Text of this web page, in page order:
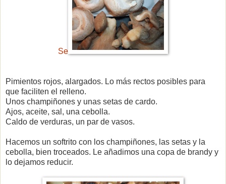
Se
Pimientos rojos, alargados. Lo más rectos posibles para
que faciliten el relleno.
Unos champiñones y unas setas de cardo.
Ajos, aceite, sal, una cebolla.
Caldo de verduras, un par de vasos.
Hacemos un softrito con los champiñones, las setas y la
cebolla, bien troceados. Le añadimos una copa de brandy y
lo dejamos reducir.